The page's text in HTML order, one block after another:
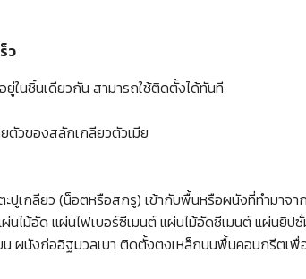
ว
ในชิ้นเดียวกัน สามารถใช้ติดตั้งได้ทันที
ตัวของสลักเกลียวตัวเมีย
ปูเกลียว (น็อตหรือสกรู) เข้ากับพื้นหรือผนังที่ทำมา
ไม้อัด แผ่นไฟเบอร์ซีเมนต์ แผ่นไม้อัดซีเมนต์ แผ่นยิป
ผนังก่ออิฐมวลเบา ติดตั้งตงเหล็กบนพื้นคอนกรีตเพื่